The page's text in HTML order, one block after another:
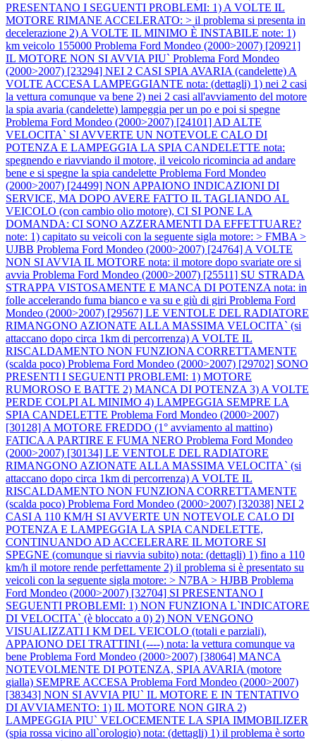
PRESENTANO I SEGUENTI PROBLEMI: 1) A VOLTE IL
MOTORE RIMANE ACCELERATO: > il problema si presenta in
decelerazione 2) A VOLTE IL MINIMO È INSTABILE note: 1)
km veicolo 155000 Problema Ford Mondeo (2000>2007) [20921]
IL MOTORE NON SI AVVIA PIU` Problema Ford Mondeo
(2000>2007) [23294] NEI 2 CASI SPIA AVARIA (candelette) A
VOLTE ACCESA LAMPEGGIANTE nota: (dettagli) 1) nei 2 casi
la vettura comunque va bene 2) nei 2 casi all'avviamento del motore
la spia avaria (candelette) lampeggia per un po e poi si spegne
Problema Ford Mondeo (2000>2007) [24101] AD ALTE
VELOCITA` SI AVVERTE UN NOTEVOLE CALO DI
POTENZA E LAMPEGGIA LA SPIA CANDELETTE nota:
spegnendo e riavviando il motore, il veicolo ricomincia ad andare
bene e si spegne la spia candelette Problema Ford Mondeo
(2000>2007) [24499] NON APPAIONO INDICAZIONI DI
SERVICE, MA DOPO AVERE FATTO IL TAGLIANDO AL
VEICOLO (con cambio olio motore), CI SI PONE LA
DOMANDA: CI SONO AZZERAMENTI DA EFFETTUARE?
note: 1) capitato su veicoli con la seguente sigla motore: > FMBA >
UJBB Problema Ford Mondeo (2000>2007) [24764] A VOLTE
NON SI AVVIA IL MOTORE nota: il motore dopo svariate ore si
avvia Problema Ford Mondeo (2000>2007) [25511] SU STRADA
STRAPPA VISTOSAMENTE E MANCA DI POTENZA nota: in
folle accelerando fuma bianco e va su e giù di giri Problema Ford
Mondeo (2000>2007) [29567] LE VENTOLE DEL RADIATORE
RIMANGONO AZIONATE ALLA MASSIMA VELOCITA` (si
attaccano dopo circa 1km di percorrenza) A VOLTE IL
RISCALDAMENTO NON FUNZIONA CORRETTAMENTE
(scalda poco) Problema Ford Mondeo (2000>2007) [29702] SONO
PRESENTI I SEGUENTI PROBLEMI: 1) MOTORE
RUMOROSO E BATTE 2) MANCA DI POTENZA 3) A VOLTE
PERDE COLPI AL MINIMO 4) LAMPEGGIA SEMPRE LA
SPIA CANDELETTE Problema Ford Mondeo (2000>2007)
[30128] A MOTORE FREDDO (1° avviamento al mattino)
FATICA A PARTIRE E FUMA NERO Problema Ford Mondeo
(2000>2007) [30134] LE VENTOLE DEL RADIATORE
RIMANGONO AZIONATE ALLA MASSIMA VELOCITA` (si
attaccano dopo circa 1km di percorrenza) A VOLTE IL
RISCALDAMENTO NON FUNZIONA CORRETTAMENTE
(scalda poco) Problema Ford Mondeo (2000>2007) [32038] NEI 2
CASI A 110 KM/H SI AVVERTE UN NOTEVOLE CALO DI
POTENZA E LAMPEGGIA LA SPIA CANDELETTE,
CONTINUANDO AD ACCELERARE IL MOTORE SI
SPEGNE (comunque si riavvia subito) nota: (dettagli) 1) fino a 110
km/h il motore rende perfettamente 2) il problema si è presentato su
veicoli con la seguente sigla motore: > N7BA > HJBB Problema
Ford Mondeo (2000>2007) [32704] SI PRESENTANO I
SEGUENTI PROBLEMI: 1) NON FUNZIONA L`INDICATORE
DI VELOCITA` (è bloccato a 0) 2) NON VENGONO
VISUALIZZATI I KM DEL VEICOLO (totali e parziali),
APPAIONO DEI TRATTINI (----) nota: la vettura comunque va
bene Problema Ford Mondeo (2000>2007) [38064] MANCA
NOTEVOLMENTE DI POTENZA, SPIA AVARIA (motore
gialla) SEMPRE ACCESA Problema Ford Mondeo (2000>2007)
[38343] NON SI AVVIA PIU` IL MOTORE E IN TENTATIVO
DI AVVIAMENTO: 1) IL MOTORE NON GIRA 2)
LAMPEGGIA PIU` VELOCEMENTE LA SPIA IMMOBILIZER
(spia rossa vicino all`orologio) nota: (dettagli) 1) il problema è sorto